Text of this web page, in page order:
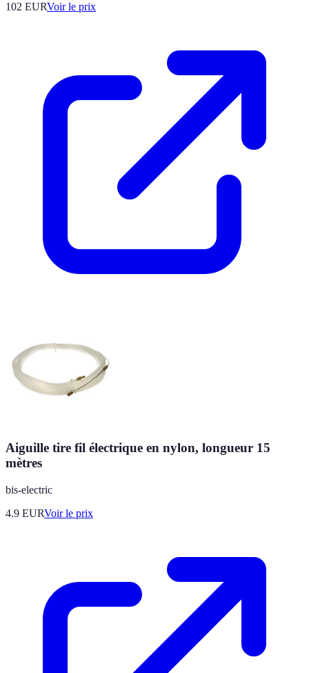
102 EURVoir le prix
Aiguille tire fil électrique en nylon, longueur 15
mètres
bis-electric
4.9 EURVoir le prix